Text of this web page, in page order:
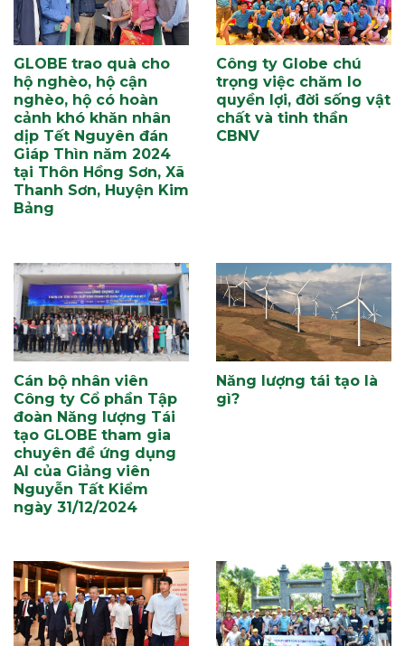
GLOBE trao quà cho
hộ nghèo, hộ cận
nghèo, hộ có hoàn
cảnh khó khăn nhân
dịp Tết Nguyên đán
Giáp Thìn năm 2024
tại Thôn Hồng Sơn, Xã
Thanh Sơn, Huyện Kim
Bảng
Công ty Globe chú
trọng việc chăm lo
quyền lợi, đời sống vật
chất và tinh thần
CBNV
Cán bộ nhân viên
Công ty Cổ phần Tập
đoàn Năng lượng Tái
tạo GLOBE tham gia
chuyên đề ứng dụng
AI của Giảng viên
Nguyễn Tất Kiểm
ngày 31/12/2024
Năng lượng tái tạo là
gì?